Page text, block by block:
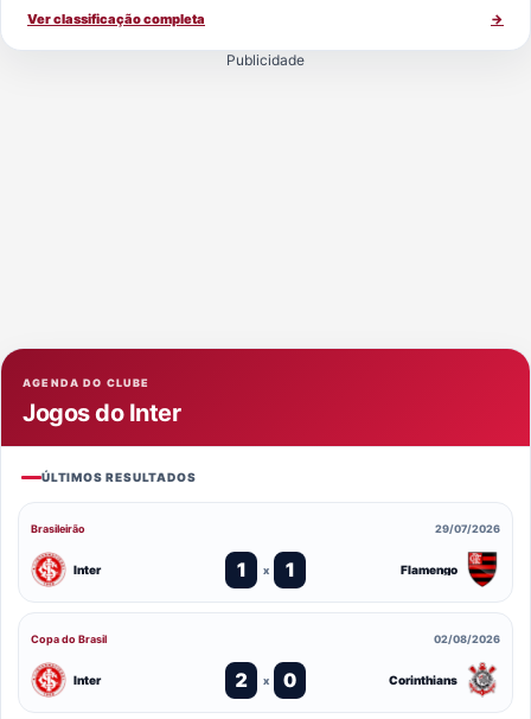
Ver classificação completa →
Publicidade
AGENDA DO CLUBE
Jogos do Inter
ÚLTIMOS RESULTADOS
Brasileirão 29/07/2026
Inter 1 x 1 Flamengo
Copa do Brasil 02/08/2026
Inter 2 x 0 Corinthians